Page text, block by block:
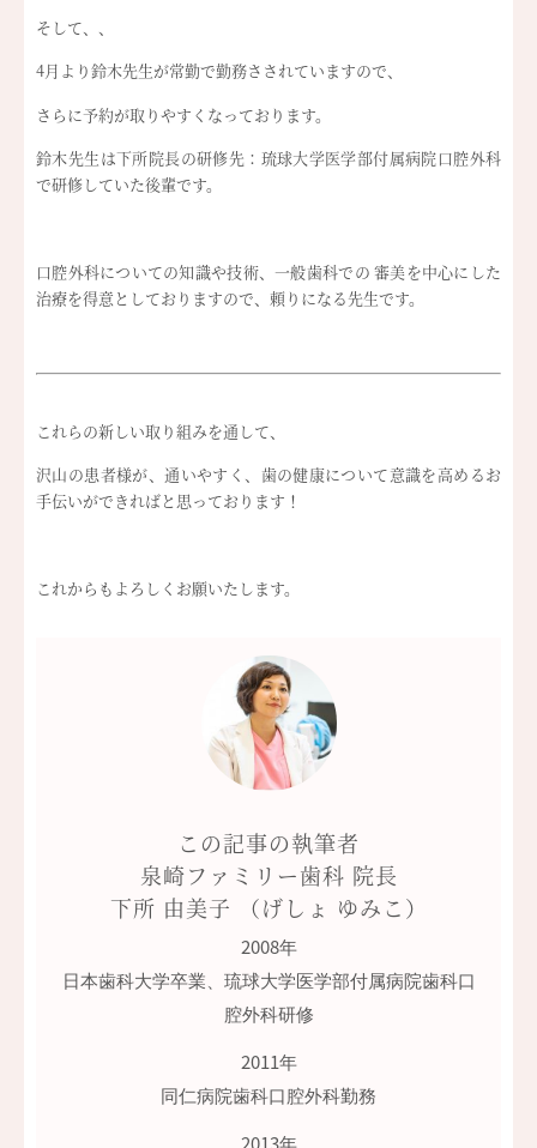
そして、、
4月より鈴木先生が常勤で勤務さされていますので、
さらに予約が取りやすくなっております。
鈴木先生は下所院長の研修先：琉球大学医学部付属病院口腔外科
で研修していた後輩です。
口腔外科についての知識や技術、一般歯科での 審美を中心にした
治療を得意としておりますので、頼りになる先生です。
これらの新しい取り組みを通して、
沢山の患者様が、通いやすく、歯の健康について意識を高めるお
手伝いができればと思っております！
これからもよろしくお願いたします。
この記事の執筆者
泉崎ファミリー歯科 院長
下所 由美子 （げしょ ゆみこ）
2008年
日本歯科大学卒業、琉球大学医学部付属病院歯科口
腔外科研修
2011年
同仁病院歯科口腔外科勤務
2013年